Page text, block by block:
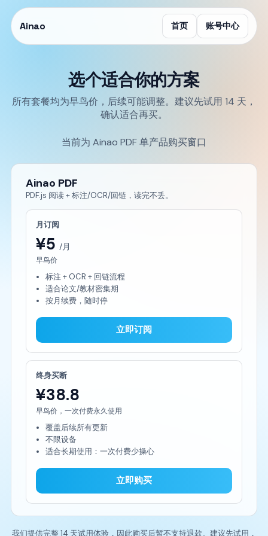
Ainao 首页 账号中心
选个适合你的方案
所有套餐均为早鸟价，后续可能调整。建议先试用 14 天，
确认适合再买。
当前为 Ainao PDF 单产品购买窗口
Ainao PDF
PDF.js 阅读 + 标注/OCR/回链，读完不丢。
月订阅
¥5 /月
早鸟价
标注 + OCR + 回链流程
适合论文/教材密集期
按月续费，随时停
立即订阅
终身买断
¥38.8
早鸟价，一次付费永久使用
覆盖后续所有更新
不限设备
适合长期使用：一次付费少操心
立即购买
我们提供完整 14 天试用体验，因此购买后暂不支持退款。建议先试用，